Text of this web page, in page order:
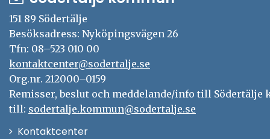
151 89 Södertälje
Besöksadress: Nyköpingsvägen 26
Tfn: 08–523 010 00
kontaktcenter@sodertalje.se
Org.nr. 212000–0159
Remisser, beslut och meddelande/info till Södertälje
till: sodertalje.kommun@sodertalje.se
KontaktcenterÖppna